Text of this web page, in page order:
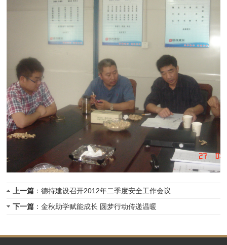
上一篇 ：德持建设召开2012年二季度安全工作会议
下一篇 ：金秋助学赋能成长 圆梦行动传递温暖